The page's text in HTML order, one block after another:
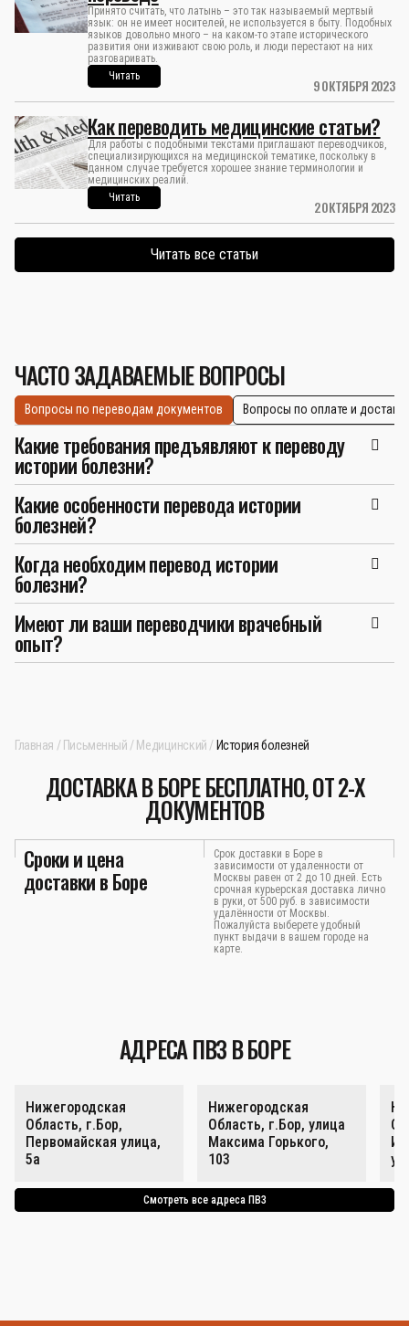
9 ОКТЯБРЯ 2023
Принято считать, что латынь – это так называемый мертвый
язык: он не имеет носителей, не используется в быту. Подобных
языков довольно много – на каком-то этапе исторического
развития они изживают свою роль, и люди перестают на них
разговаривать.
Читать
2 ОКТЯБРЯ 2023
Как переводить медицинские статьи?
Для работы с подобными текстами приглашают переводчиков,
специализирующихся на медицинской тематике, поскольку в
данном случае требуется хорошее знание терминологии и
медицинских реалий.
Читать
Читать все статьи
ЧАСТО ЗАДАВАЕМЫЕ ВОПРОСЫ
Вопросы по переводам документов Вопросы по оплате и
Какие требования предъявляют к переводу
истории болезни?
Какие особенности перевода истории
болезней?
Когда необходим перевод истории
болезни?
Имеют ли ваши переводчики врачебный
опыт?
Главная Письменный Медицинский История болезней
ДОСТАВКА В БОРЕ БЕСПЛАТНО, ОТ 2-Х
ДОКУМЕНТОВ
Сроки и цена
доставки в Боре
Срок доставки в Боре в
зависимости от удаленности от
Москвы равен от 2 до 10 дней. Есть
срочная курьерская доставка лично
в руки, от 500 руб. в зависимости
удалённости от Москвы.
Пожалуйста выберете удобный
пункт выдачи в вашем городе на
карте.
АДРЕСА ПВЗ В БОРЕ
Нижегородская
Область, г.Бор,
Первомайская улица,
5а
Нижегородская
Область, г.Бор, улица
Максима Горького,
103
Смотреть все адреса ПВЗ